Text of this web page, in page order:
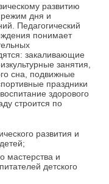
развитию
режим дня и
Педагогический
понимает
закаливающие
занятия,
сна, подвижные
праздники
здорового
строится по
развития и
мастерства и
детского